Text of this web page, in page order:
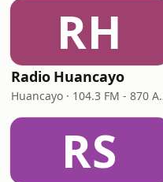
RH
Radio Huancayo
RS